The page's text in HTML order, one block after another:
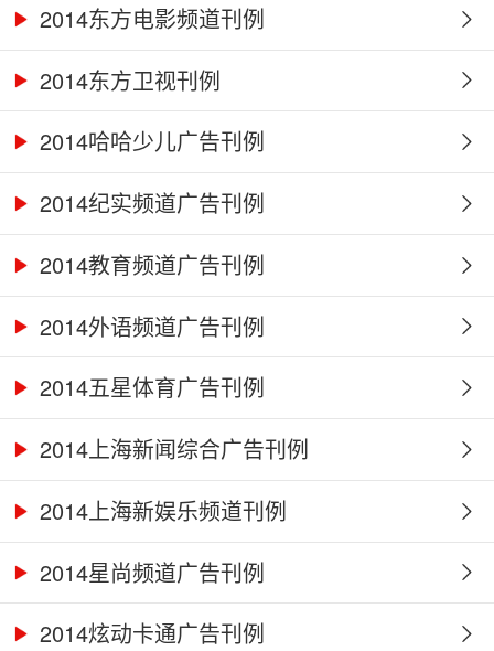
2014东方电影频道刊例
2014东方卫视刊例
2014哈哈少儿广告刊例
2014纪实频道广告刊例
2014教育频道广告刊例
2014外语频道广告刊例
2014五星体育广告刊例
2014上海新闻综合广告刊例
2014上海新娱乐频道刊例
2014星尚频道广告刊例
2014炫动卡通广告刊例